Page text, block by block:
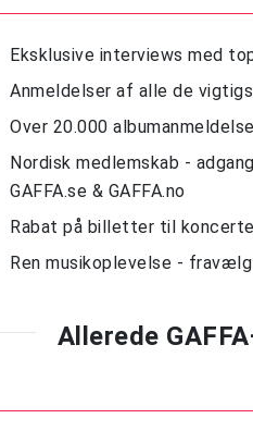
Eksklusive interviews med
Anmeldelser af alle de
Over 20.000
Nordisk medlemskab -
GAFFA.se & GAFFA.no
Rabat på billetter til
Ren musikoplevelse -
Allerede